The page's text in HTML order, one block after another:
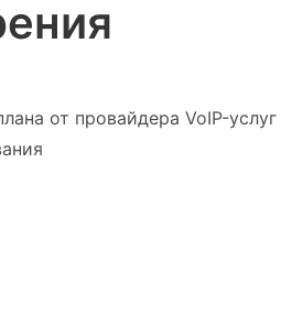
от провайдера VoIP-услуг